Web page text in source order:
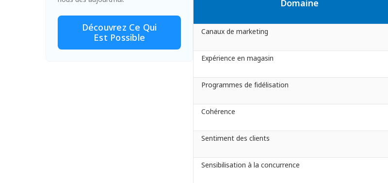
Découvrez Ce Qui
Est Possible
Domaine
Canaux de marketing
Expérience en magasin
Programmes de fidélisation
Cohérence
Sentiment des clients
Sensibilisation à la concurrence